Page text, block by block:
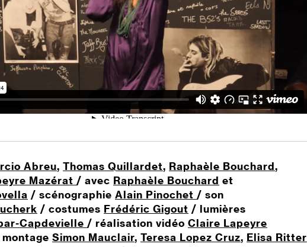
Abreu, Thomas Quillardet, Raphaèle Bouchard,
Mazérat / avec Raphaèle Bouchard et
/ scénographie Alain Pinochet / son
/ costumes Frédéric Gigout / lumières
Capdevielle / réalisation vidéo Claire Lapeyre
Simon Mauclair, Teresa Lopez Cruz, Elisa Ritter